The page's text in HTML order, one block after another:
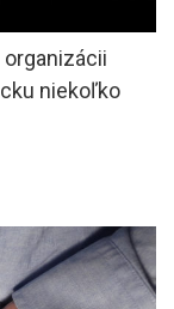
niekoľko